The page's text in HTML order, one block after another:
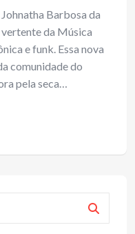
Barbosa da
da Música
e funk. Essa nova
comunidade do
pela seca…